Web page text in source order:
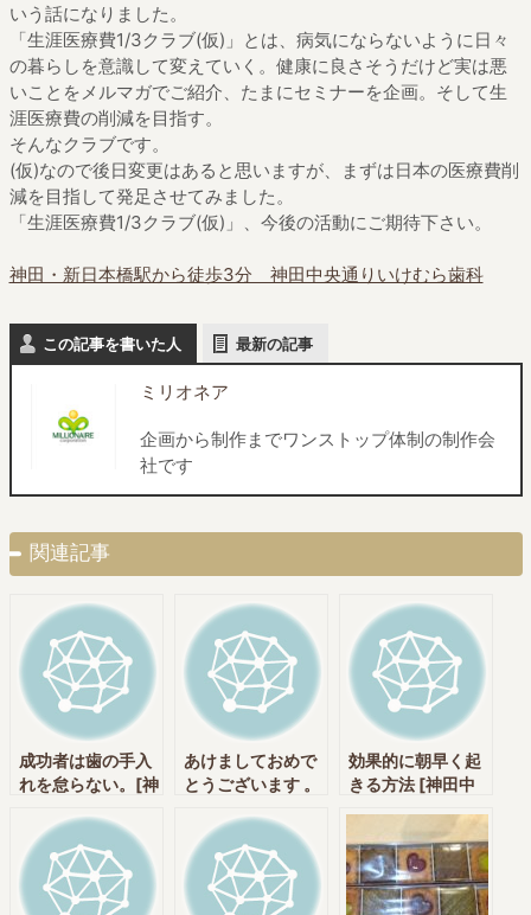
いう話になりました。
「生涯医療費1/3クラブ(仮)」とは、病気にならないように日々
の暮らしを意識して変えていく。健康に良さそうだけど実は悪
いことをメルマガでご紹介、たまにセミナーを企画。そして生
涯医療費の削減を目指す。
そんなクラブです。
(仮)なので後日変更はあると思いますが、まずは日本の医療費削
減を目指して発足させてみました。
「生涯医療費1/3クラブ(仮)」、今後の活動にご期待下さい。
神田・新日本橋駅から徒歩3分 神田中央通りいけむら歯科
この記事を書いた人 最新の記事
ミリオネア
企画から制作までワンストップ体制の制作会
社です
関連記事
成功者は歯の手入
れを怠らない。[神
ら歯科 神田駅・
新日本橋駅]
あけましておめで
とうございます 。
た。 [神田中央通
りいけむら歯科
神田駅・新日本橋
駅]
効果的に朝早く起
きる方法 [神田中
科 神田駅・新日
本橋駅]